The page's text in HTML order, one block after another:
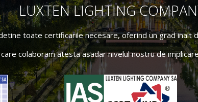
LUXTEN LIGHTING
toate certificarile necesare, oferind un grad inalt
colaboram atesta asadar nivelul nostru de